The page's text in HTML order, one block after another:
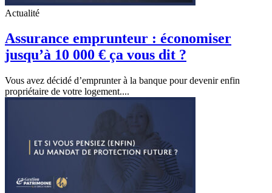
Actualité
Assurance emprunteur : économiser
jusqu’à 10 000 € ça vous dit ?
Vous avez décidé d’emprunter à la banque pour devenir enfin
propriétaire de votre logement....